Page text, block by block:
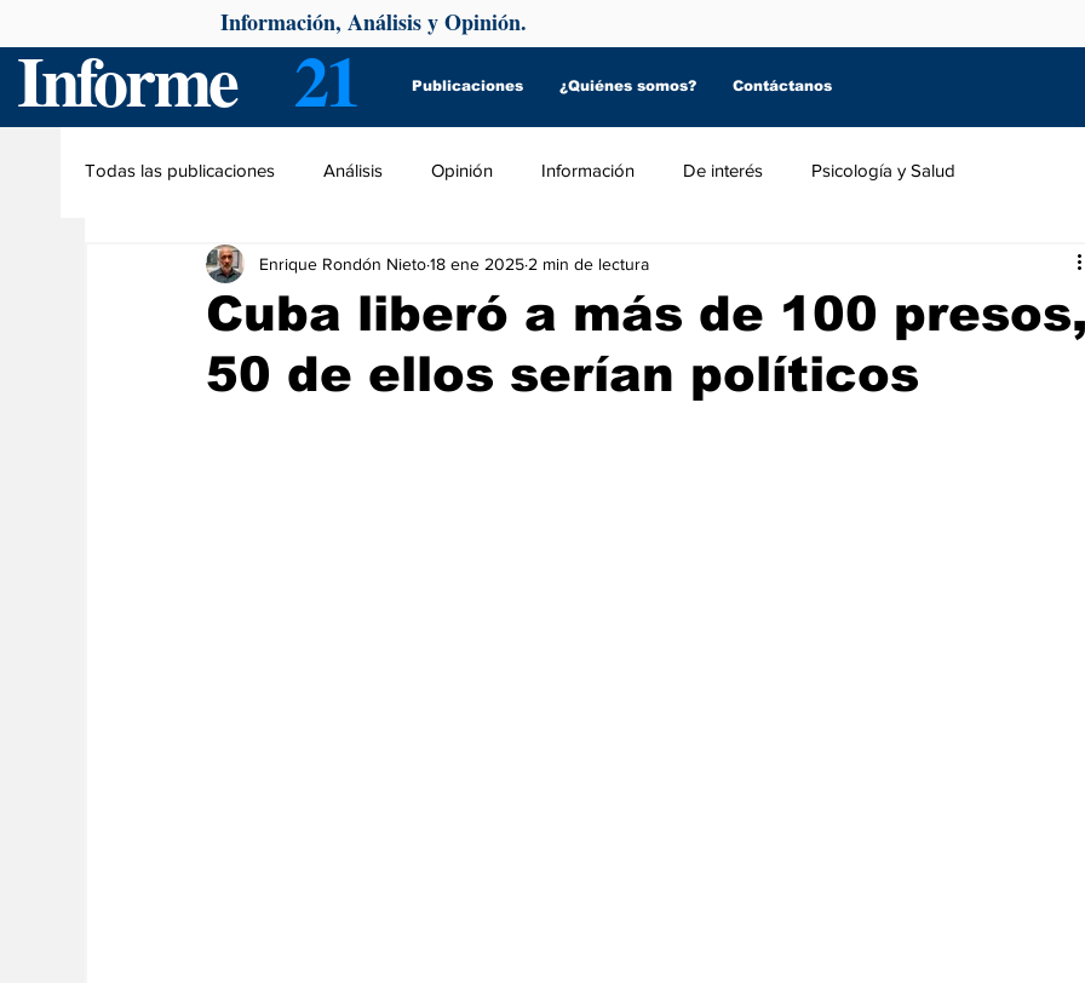
Informe 21 Publicaciones ¿Quiénes somos? Contáctanos
Información, Análisis y Opinión.
Todas las publicaciones Análisis Opinión Información De interés Psicología y Salud
Cuba liberó a más de 100
50 de ellos serían políticos
Enrique Rondón Nieto18 ene 2025 2 min de lectura